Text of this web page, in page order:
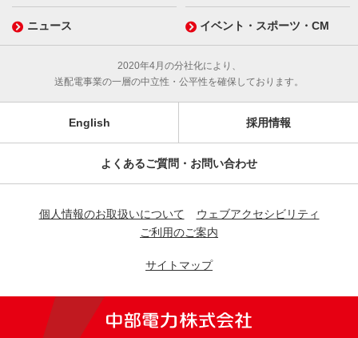
ニュース イベント・スポーツ・CM
2020年4月の分社化により、
送配電事業の一層の中立性・公平性を確保しております。
English 採用情報
よくあるご質問・お問い合わせ
個人情報のお取扱いについて
ウェブアクセシビリティ
ご利用のご案内
サイトマップ